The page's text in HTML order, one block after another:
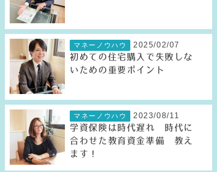
マネーノウハウ 2025/02/07
初めての住宅購入で失敗しな
いための重要ポイント
マネーノウハウ 2023/08/11
学資保険は時代遅れ 時代に
合わせた教育資金準備 教え
ます！